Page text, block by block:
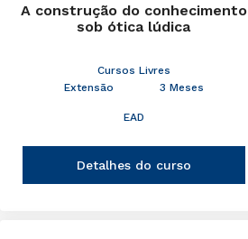
A construção do conhecimento
sob ótica lúdica
Cursos Livres
Extensão
3 Meses
EAD
Detalhes do curso